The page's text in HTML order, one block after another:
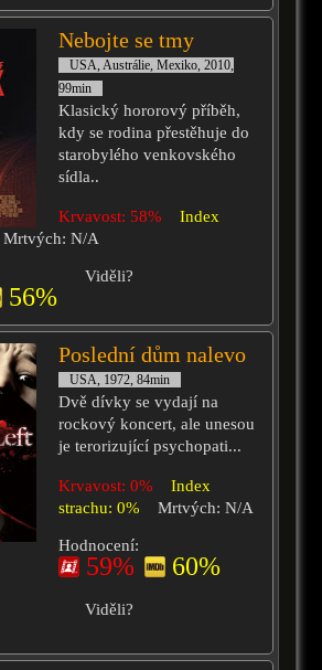
Nebojte se tmy
USA, Austrálie, Mexiko, 2010,
99min
Klasický hororový příběh,
kdy se rodina přestěhuje do
starobylého venkovského
sídla..
Krvavost: 58%
Index
Mrtvých: N/A
56%
Viděli?
Poslední dům nalevo
USA, 1972, 84min
Dvě dívky se vydají na
rockový koncert, ale unesou
je terorizující psychopati...
Krvavost: 0%
Index
strachu: 0%
Mrtvých: N/A
Hodnocení:
59% 60%
Viděli?